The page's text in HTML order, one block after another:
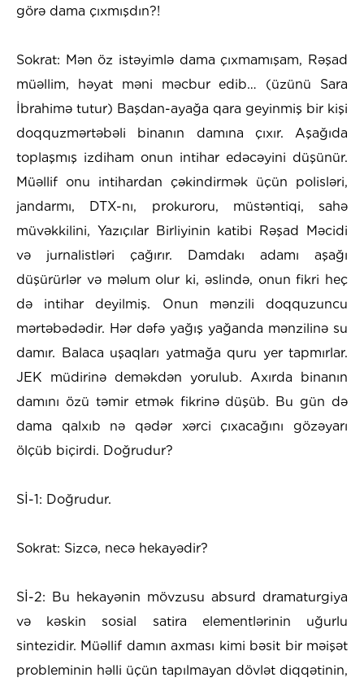
görə dama çıxmışdın?!
Sokrat: Mən öz istəyimlə dama çıxmamışam, Rəşad
müəllim, həyat məni məcbur edib… (üzünü Sara
İbrahimə tutur) Başdan-ayağa qara geyinmiş bir kişi
doqquzmərtəbəli binanın damına çıxır. Aşağıda
toplaşmış izdiham onun intihar edəcəyini düşünür.
Müəllif onu intihardan çəkindirmək üçün polisləri,
jandarmı, DTX-nı, prokuroru, müstəntiqi, sahə
müvəkkilini, Yazıçılar Birliyinin katibi Rəşad Məcidi
və jurnalistləri çağırır. Damdakı adamı aşağı
düşürürlər və məlum olur ki, əslində, onun fikri heç
də intihar deyilmiş. Onun mənzili doqquzuncu
mərtəbədədir. Hər dəfə yağış yağanda mənzilinə su
damır. Balaca uşaqları yatmağa quru yer tapmırlar.
JEK müdirinə deməkdən yorulub. Axırda binanın
damını özü təmir etmək fikrinə düşüb. Bu gün də
dama qalxıb nə qədər xərci çıxacağını gözəyarı
ölçüb biçirdi. Doğrudur?
Sİ-1: Doğrudur.
Sokrat: Sizcə, necə hekayədir?
Sİ-2: Bu hekayənin mövzusu absurd dramaturgiya
və kəskin sosial satira elementlərinin uğurlu
sintezidir. Müəllif damın axması kimi bəsit bir məişət
probleminin həlli üçün tapılmayan dövlət diqqətinin,